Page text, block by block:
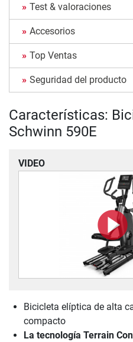
Test & valoraciones
Accesorios
Top Ventas
Seguridad del producto
Características:
Schwinn 590E
VIDEO
Bicicleta elíptica de alta
compacto
La tecnología Terrain